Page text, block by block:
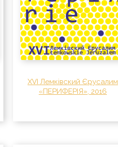
XVI Лемківский Єрусалим
«ПЕРИФЕРІЯ», 2016